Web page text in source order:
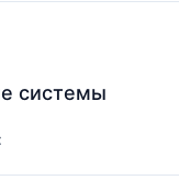
системы